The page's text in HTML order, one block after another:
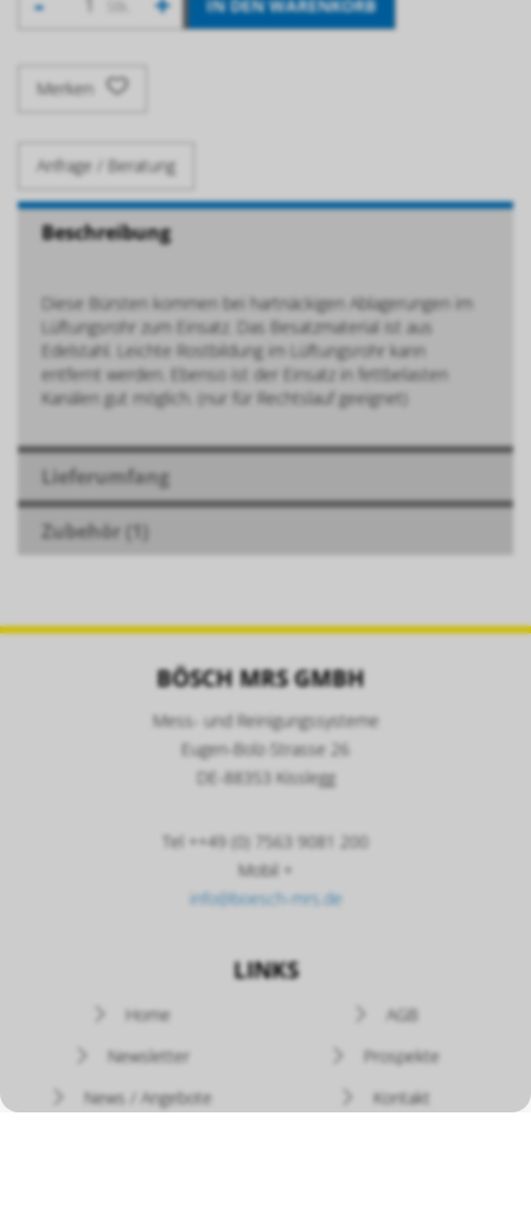
IN DEN WARENKORB
Merken
Anfrage / Beratung
Beschreibung
Diese Bürsten kommen bei hartnäckigen Ablagerungen im
Lüftungsrohr zum Einsatz. Das Besatzmaterial ist aus
Edelstahl. Leichte Rostbildung im Lüftungsrohr kann
entfernt werden. Ebenso ist der Einsatz in fettbelasten
Kanälen gut möglich. (nur für Rechtslauf geeignet)
Lieferumfang
Zubehör (1)
BÖSCH MRS GMBH
Mess- und Reinigungssysteme
Eugen-Bolz-Strasse 26
DE-88353 Kisslegg
Tel ++49 (0) 7563 9081 200
Mobil +
info@boesch-mrs.de
LINKS
überspringen
Home
AGB
Newsletter
Prospekte
News / Angebote
Kontakt